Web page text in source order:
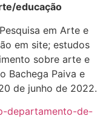
educação
em Arte e
em site; estudos
sobre arte e
Bachega Paiva e
de junho de 2022.
departamento-de-